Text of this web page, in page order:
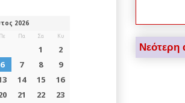
Νεότερη